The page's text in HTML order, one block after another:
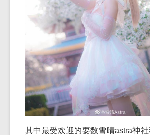
其中最受欢迎的要数雪晴astra神